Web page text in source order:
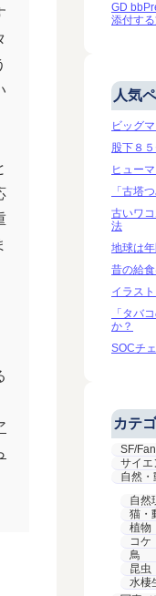
GD
添付す
人気
ビッグ
股下８
ヒュー
「古塔
古いワ
法
地球は
昔の給
イラス
「タバ
か？
SOCチ
カテ
SF/
サイエ
自然・
自然
猫・
植物
コケ
鳥
昆虫
水棲